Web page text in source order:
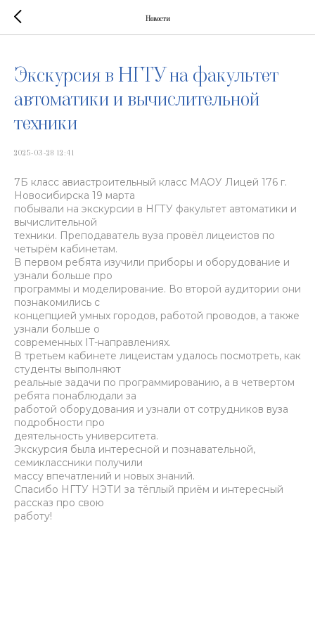
Новости
Экскурсия в НГТУ на факультет
автоматики и вычислительной
техники
2025-03-28 12:41
7Б класс авиастроительный класс МАОУ Лицей 176 г.
Новосибирска 19 марта
побывали на экскурсии в НГТУ факультет автоматики и
вычислительной
техники. Преподаватель вуза провёл лицеистов по
четырём кабинетам.
В первом ребята изучили приборы и оборудование и
узнали больше про
программы и моделирование. Во второй аудитории они
познакомились с
концепцией умных городов, работой проводов, а также
узнали больше о
современных IT-направлениях.
В третьем кабинете лицеистам удалось посмотреть, как
студенты выполняют
реальные задачи по программированию, а в четвертом
ребята понаблюдали за
работой оборудования и узнали от сотрудников вуза
подробности про
деятельность университета.
Экскурсия была интересной и познавательной,
семиклассники получили
массу впечатлений и новых знаний.
Спасибо НГТУ НЭТИ за тёплый приём и интересный
рассказ про свою
работу!